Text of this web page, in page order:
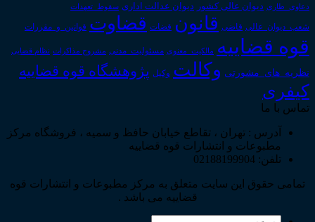
دعاوی_طاری دیوان عالی کشور دیوان عدالت اداری سقوط_تعهدات
شعب_دیوان_عالی قاضی قانون قضات قضاوت قوانین_و_مقررات
قوه قضاییه مالکیت_معنوی مسئولیت_مدنی مشروح مذاکرات نظام قضایی
نظریه_های_مشورتی وکالت وکیل پژوهشگاه قوه قضاییه
کیفری
تماس با ما
آدرس : تهران ، تقاطع خیابان حافظ و سمیه ، فروشگاه مرکز
مطبوعات و انتشارات قوه قضاییه
تلفن: 02188199904
تمامی حقوق این سایت متعلق به مرکز مطبوعات و انتشارات قوه
قضاییه می باشد .